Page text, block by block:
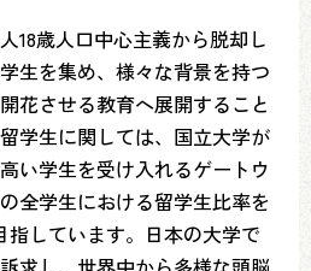
18歳人口中心主義から脱却し
生を集め、様々な背景を持つ
花させる教育へ展開すること
学生に関しては、国立大学が
い学生を受け入れるゲートウ
全学生における留学生比率を
指しています。日本の大学で